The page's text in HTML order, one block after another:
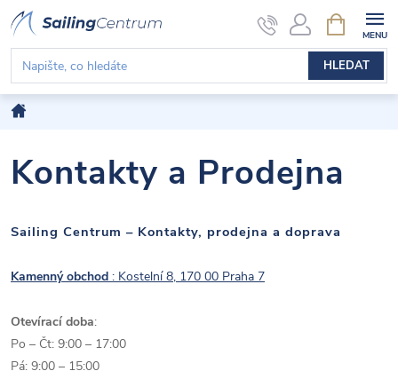
Přejít
na
obsah
HLEDAT
NÁKUPNÍ
KOŠÍK
Kontakty a Prodejna
Sailing Centrum – Kontakty, prodejna a doprava
Kamenný obchod : Kostelní 8, 170 00 Praha 7
Otevírací doba:
Po – Čt: 9:00 – 17:00
Pá: 9:00 – 15:00